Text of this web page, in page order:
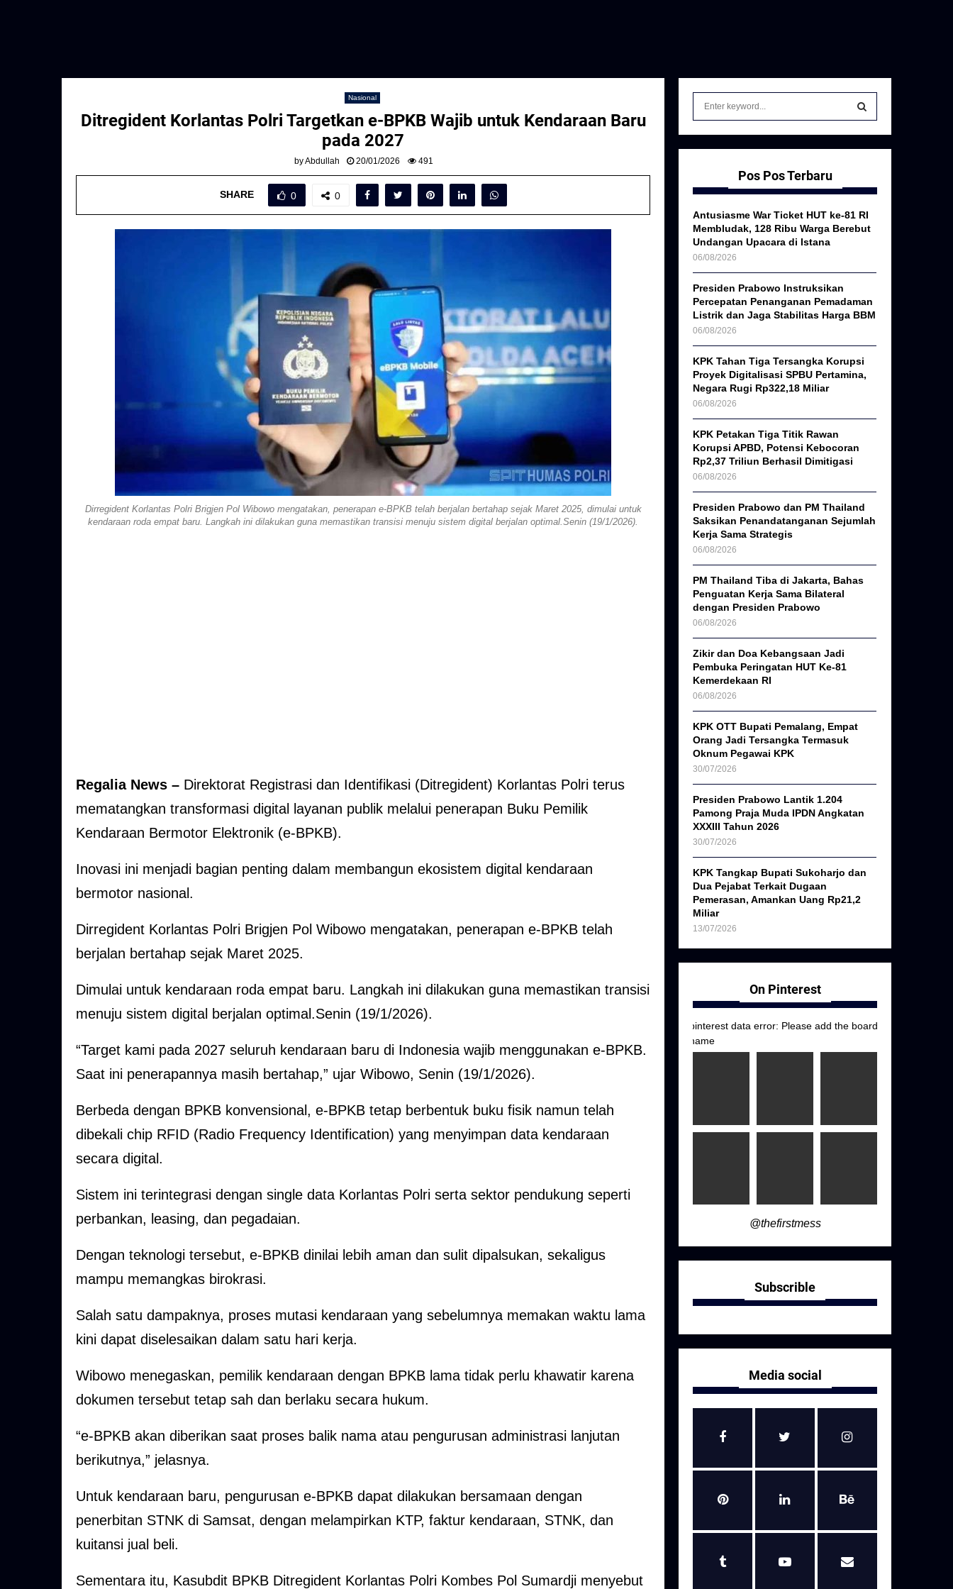
Nasional
Ditregident Korlantas Polri Targetkan e-BPKB Wajib untuk Kendaraan Baru
pada 2027
byAbdullah 20/01/2026 491
SHARE 0 0
Dirregident Korlantas Polri Brigjen Pol Wibowo mengatakan, penerapan e-BPKB telah berjalan bertahap sejak Maret 2025, dimulai untuk
kendaraan roda empat baru. Langkah ini dilakukan guna memastikan transisi menuju sistem digital berjalan optimal.Senin (19/1/2026).
Regalia News – Direktorat Registrasi dan Identifikasi (Ditregident) Korlantas Polri terus
mematangkan transformasi digital layanan publik melalui penerapan Buku Pemilik
Kendaraan Bermotor Elektronik (e-BPKB).
Inovasi ini menjadi bagian penting dalam membangun ekosistem digital kendaraan
bermotor nasional.
Dirregident Korlantas Polri Brigjen Pol Wibowo mengatakan, penerapan e-BPKB telah
berjalan bertahap sejak Maret 2025.
Dimulai untuk kendaraan roda empat baru. Langkah ini dilakukan guna memastikan transisi
menuju sistem digital berjalan optimal.Senin (19/1/2026).
“Target kami pada 2027 seluruh kendaraan baru di Indonesia wajib menggunakan e-BPKB.
Saat ini penerapannya masih bertahap,” ujar Wibowo, Senin (19/1/2026).
Berbeda dengan BPKB konvensional, e-BPKB tetap berbentuk buku fisik namun telah
dibekali chip RFID (Radio Frequency Identification) yang menyimpan data kendaraan
secara digital.
Sistem ini terintegrasi dengan single data Korlantas Polri serta sektor pendukung seperti
perbankan, leasing, dan pegadaian.
Dengan teknologi tersebut, e-BPKB dinilai lebih aman dan sulit dipalsukan, sekaligus
mampu memangkas birokrasi.
Salah satu dampaknya, proses mutasi kendaraan yang sebelumnya memakan waktu lama
kini dapat diselesaikan dalam satu hari kerja.
Wibowo menegaskan, pemilik kendaraan dengan BPKB lama tidak perlu khawatir karena
dokumen tersebut tetap sah dan berlaku secara hukum.
“e-BPKB akan diberikan saat proses balik nama atau pengurusan administrasi lanjutan
berikutnya,” jelasnya.
Untuk kendaraan baru, pengurusan e-BPKB dapat dilakukan bersamaan dengan
penerbitan STNK di Samsat, dengan melampirkan KTP, faktur kendaraan, STNK, dan
kuitansi jual beli.
Sementara itu, Kasubdit BPKB Ditregident Korlantas Polri Kombes Pol Sumardji menyebut
f
r
:
S
A
R
H
Pos Pos Terbaru
Antusiasme War Ticket HUT ke-81 RI
Membludak, 128 Ribu Warga Berebut
Undangan Upacara di Istana
06/08/2026
Presiden Prabowo Instruksikan
Percepatan Penanganan Pemadaman
Listrik dan Jaga Stabilitas Harga BBM
06/08/2026
KPK Tahan Tiga Tersangka Korupsi
Proyek Digitalisasi SPBU Pertamina,
Negara Rugi Rp322,18 Miliar
06/08/2026
KPK Petakan Tiga Titik Rawan
Korupsi APBD, Potensi Kebocoran
Rp2,37 Triliun Berhasil Dimitigasi
06/08/2026
Presiden Prabowo dan PM Thailand
Saksikan Penandatanganan Sejumlah
Kerja Sama Strategis
06/08/2026
PM Thailand Tiba di Jakarta, Bahas
Penguatan Kerja Sama Bilateral
dengan Presiden Prabowo
06/08/2026
Zikir dan Doa Kebangsaan Jadi
Pembuka Peringatan HUT Ke-81
Kemerdekaan RI
06/08/2026
KPK OTT Bupati Pemalang, Empat
Orang Jadi Tersangka Termasuk
Oknum Pegawai KPK
30/07/2026
Presiden Prabowo Lantik 1.204
Pamong Praja Muda IPDN Angkatan
XXXIII Tahun 2026
30/07/2026
KPK Tangkap Bupati Sukoharjo dan
Dua Pejabat Terkait Dugaan
Pemerasan, Amankan Uang Rp21,2
Miliar
13/07/2026
On Pinterest
pinterest data error: Please add the board
name
@thefirstmess
Subscrible
Media social